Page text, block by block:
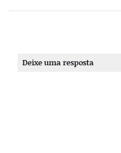
Deixe uma resposta